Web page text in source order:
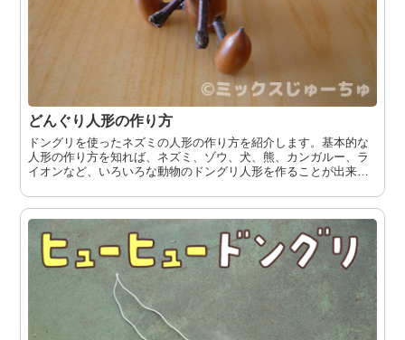
どんぐり人形の作り方
ドングリを使ったネズミの人形の作り方を紹介します。基本的な
人形の作り方を知れば、ネズミ、ゾウ、犬、熊、カンガルー、ラ
イオンなど、いろいろな動物のドングリ人形を作ることが出来ま